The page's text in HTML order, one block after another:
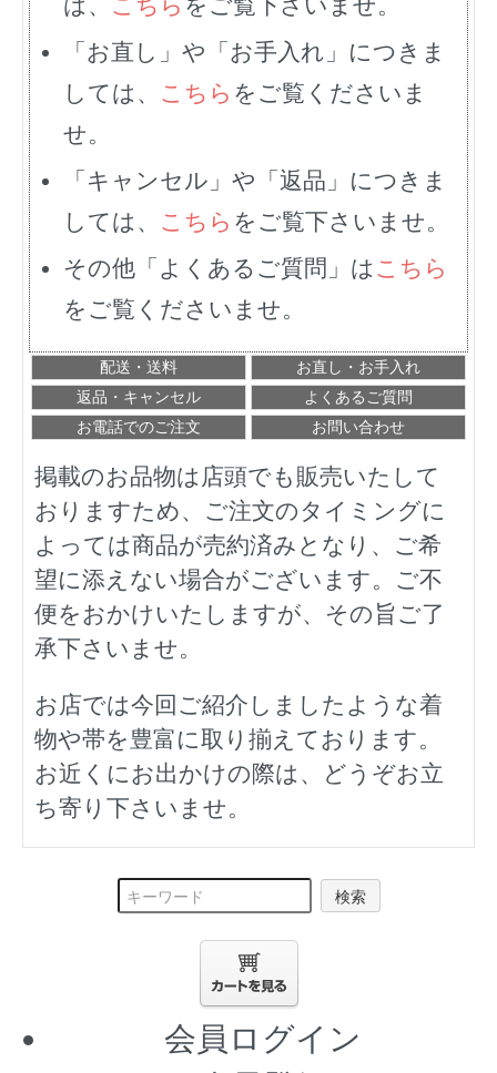
「お直し」や「お手入れ」につきま
しては、 こちら をご覧くださいま
せ。
「キャンセル」や「返品」につきま
しては、 こちら をご覧下さいませ。
その他「よくあるご質問」は こちら
をご覧くださいませ。
配送・送料
お直し・お手入れ
返品・キャンセル
よくあるご質問
お電話でのご注文
お問い合わせ
掲載のお品物は店頭でも販売いたして
おりますため、ご注文のタイミングに
よっては商品が売約済みとなり、ご希
望に添えない場合がございます。ご不
便をおかけいたしますが、その旨ご了
承下さいませ。
お店では今回ご紹介しましたような着
物や帯を豊富に取り揃えております。
お近くにお出かけの際は、どうぞお立
ち寄り下さいませ。
検索
会員ログイン